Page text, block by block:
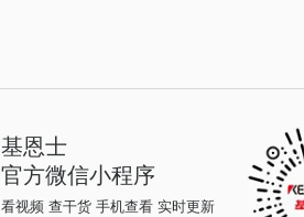
基恩士
官方微信小程序
看视频 查干货 手机查看 实时更新